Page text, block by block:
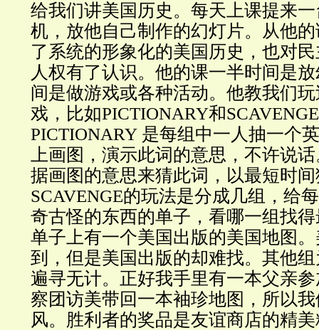
给我们讲美国历史。每天上课提来
机，放他自己制作的幻灯片。从他
了系统的形象化的美国历史，也对
人权有了认识。他的课一半时间是
间是做游戏或各种活动。他教我们
戏，比如PICTIONARY和
PICTIONARY 是每组中一人抽一个
上画图，演示此词的意思，不许说
据画图的意思来猜此词，以最短时
SCAVENGE的玩法是分成几组，给
奇古怪的东西的单子，看哪一组找
单子上有一个美国出版的美国地图
到，但是美国出版的却难找。其他
遍寻无计。正好我手里有一本父亲
察团访美带回一本袖珍地图，所以
风。胜利者的奖品是友谊商店的精